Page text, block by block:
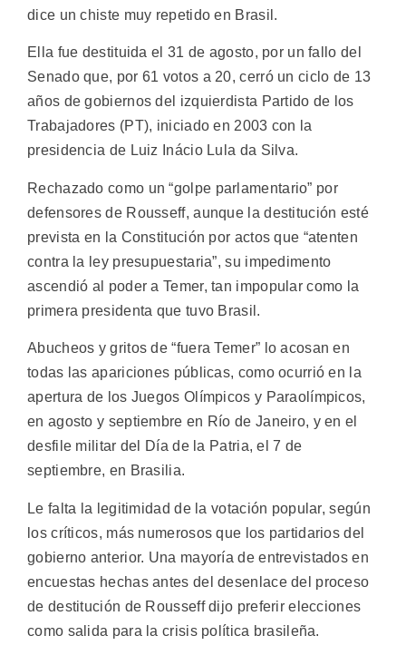
dice un chiste muy repetido en Brasil.
Ella fue destituida el 31 de agosto, por un fallo del
Senado que, por 61 votos a 20, cerró un ciclo de 13
años de gobiernos del izquierdista Partido de los
Trabajadores (PT), iniciado en 2003 con la
presidencia de Luiz Inácio Lula da Silva.
Rechazado como un “golpe parlamentario” por
defensores de Rousseff, aunque la destitución esté
prevista en la Constitución por actos que “atenten
contra la ley presupuestaria”, su impedimento
ascendió al poder a Temer, tan impopular como la
primera presidenta que tuvo Brasil.
Abucheos y gritos de “fuera Temer” lo acosan en
todas las apariciones públicas, como ocurrió en la
apertura de los Juegos Olímpicos y Paraolímpicos,
en agosto y septiembre en Río de Janeiro, y en el
desfile militar del Día de la Patria, el 7 de
septiembre, en Brasilia.
Le falta la legitimidad de la votación popular, según
los críticos, más numerosos que los partidarios del
gobierno anterior. Una mayoría de entrevistados en
encuestas hechas antes del desenlace del proceso
de destitución de Rousseff dijo preferir elecciones
como salida para la crisis política brasileña.